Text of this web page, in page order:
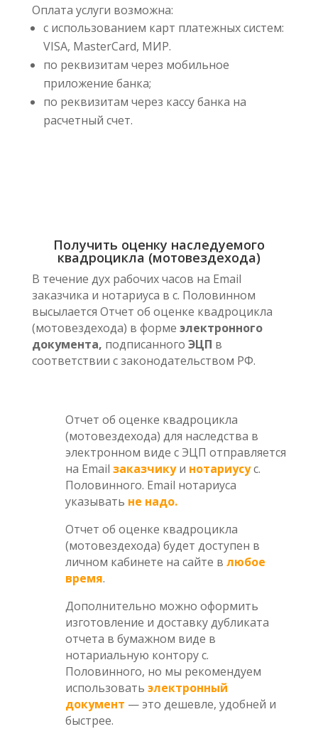
Оплата услуги возможна:
с использованием карт платежных систем:
VISA, MasterCard, МИР.
по реквизитам через мобильное
приложение банка;
по реквизитам через кассу банка на
расчетный счет.
Получить оценку наследуемого
квадроцикла (мотовездехода)
В течение дух рабочих часов на Email
заказчика и нотариуса в с. Половинном
высылается Отчет об оценке квадроцикла
(мотовездехода) в форме электронного
документа, подписанного ЭЦП в
соответствии с законодательством РФ.
Отчет об оценке квадроцикла
(мотовездехода) для наследства в
электронном виде с ЭЦП отправляется
на Email заказчикуи нотариусус.
Половинного. Email нотариуса
указывать не надо.
Отчет об оценке квадроцикла
(мотовездехода) будет доступен в
личном кабинете на сайте в любое
время.
Дополнительно можно оформить
изготовление и доставку дубликата
отчета в бумажном виде в
нотариальную контору с.
Половинного, но мы рекомендуем
использовать электронный
документ — это дешевле, удобней и
быстрее.